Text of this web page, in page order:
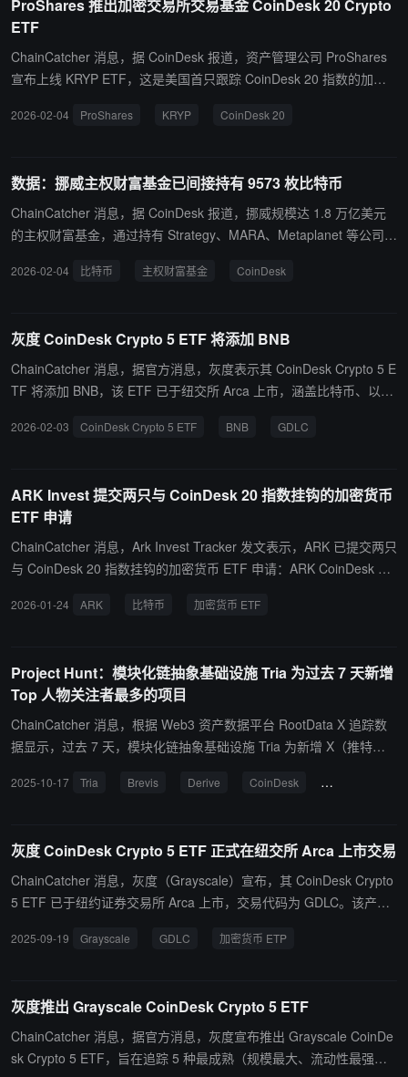
月纽约联储 1 年通胀预期； 美联储理事沃勒就数字资产发表讲话； 2
027 年 FOMC 票委、亚特兰大联储主席博斯蒂克就货币政策和经济
前景发表讲话。 2 月 11 日： Solana 2026 年首届活动“Solana Acce
lerate APAC Consensus Hong Kong”于 2 月 11 日在香港举行； BM
3%； IO 解锁 1,414.03 万枚代币，价值 156.83 万美元，占流通量
1 万美元，占流通量的 8.237%； 美国 1 月失业率； 美国 1 月季调
后非农就业人口(万人)； 美国 2025 年非农就业基准变动终值（未季
调）(万人)； 2026 年 FOMC 票委、克利夫兰联储主席哈玛克就“银
洛根发表讲话。 2 月 12 日： APT 解锁 1,093.5 万枚代币，价值 1,2
布 2025 年第四季度及全年财务业绩； 美国至 2 月 11 日 10 年期国
债竞拍-得标利率。 2 月 13 日： 欧元区第四季度 GDP 年率修正值；
美国 1 月未季调核心 CPI 年率； 美国 1 月未季调 CPI 年率 ； 美国 1
UFFER 解锁 1,916.67 万枚代币，价值 65.89 万美元，占流通量的
图片分享按钮，支持用户选择重要事件进行分享。 风险提示：本日历
不构成任何投资建议。
ProShares 推出加密交易所交易基金 CoinDesk 20 Crypto
ETF
ChainCatcher 消息，据 CoinDesk 报道，资产管理公司 ProShares
宣布上线 KRYP ETF，这是美国首只跟踪 CoinDesk 20 指数的加密
的一篮子敞口。 该指数采用市值加权并设有权重上限，按季度再平
产。
2026-02-04 ProShares KRYP CoinDesk 20
数据：挪威主权财富基金已间接持有 9573 枚比特币
ChainCatcher 消息，据 CoinDesk 报道，挪威规模达 1.8 万亿美元
的主权财富基金，通过持有 Strategy、MARA、Metaplanet 等公司的
上年增长 149%。
2026-02-04 比特币 主权财富基金 CoinDesk
灰度 CoinDesk Crypto 5 ETF 将添加 BNB
ChainCatcher 消息，据官方消息，灰度表示其 CoinDesk Crypto 5 E
TF 将添加 BNB，该 ETF 已于纽交所 Arca 上市，涵盖比特币、以太
l Large Cap Fund。
2026-02-03 CoinDesk Crypto 5 ETF BNB GDLC
ARK Invest 提交两只与 CoinDesk 20 指数挂钩的加密货币
ETF 申请
ChainCatcher 消息，Ark Invest Tracker 发文表示，ARK 已提交两只
与 CoinDesk 20 指数挂钩的加密货币 ETF 申请：ARK CoinDesk 20
rypto ETF（不包含比特币的版本）。
2026-01-24 ARK 比特币 加密货币 ETF
Project Hunt：模块化链抽象基础设施 Tria 为过去 7 天新增
Top 人物关注者最多的项目
ChainCatcher 消息，根据 Web3 资产数据平台 RootData X 追踪数
据显示，过去 7 天，模块化链抽象基础设施 Tria 为新增 X（推特） T
货币分析师 Phyrex(@Phyrex_Ni)、2Lambroz(@2lambro)、知名撸
2025-10-17 Tria Brevis Derive CoinDesk Yei Finance
灰度 CoinDesk Crypto 5 ETF 正式在纽交所 Arca 上市交易
ChainCatcher 消息，灰度（Grayscale）宣布，其 CoinDesk Crypto
5 ETF 已于纽约证券交易所 Arca 上市，交易代码为 GDLC。该产品
ETP，涵盖比特币、以太坊、Solana、XRP 和 Cardano 五大加密资
2025-09-19 Grayscale GDLC 加密货币 ETP
灰度推出 Grayscale CoinDesk Crypto 5 ETF
ChainCatcher 消息，据官方消息，灰度宣布推出 Grayscale CoinDe
sk Crypto 5 ETF，旨在追踪 5 种最成熟（规模最大、流动性最强）